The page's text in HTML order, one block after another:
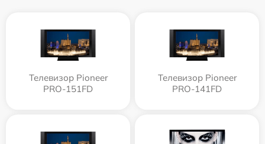
Телевизор Pioneer
PRO-151FD
Телевизор Pioneer
PRO-141FD